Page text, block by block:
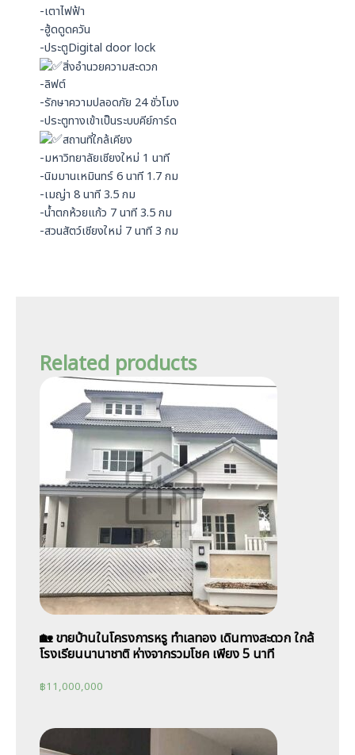
-เตาไฟฟ้า
-ฮู้ดดูดควัน
-ประตูDigital door lock
สิ่งอำนวยความสะดวก
-ลิฟต์
-รักษาความปลอดภัย 24 ชั่วโมง
-ประตูทางเข้าเป็นระบบคีย์การ์ด
สถานที่ใกล้เคียง
-มหาวิทยาลัยเชียงใหม่ 1 นาที
-นิมมานเหมินทร์ 6 นาที 1.7 กม
-เมญ่า 8 นาที 3.5 กม
-น้ำตกห้วยแก้ว 7 นาที 3.5 กม
-สวนสัตว์เชียงใหม่ 7 นาที 3 กม
Related products
🏡 ขายบ้านในโครงการหรู ทำเลทอง เดินทางสะดวก ใกล้
โรงเรียนนานาชาติ ห่างจากรวมโชค เพียง 5 นาที
฿11,000,000